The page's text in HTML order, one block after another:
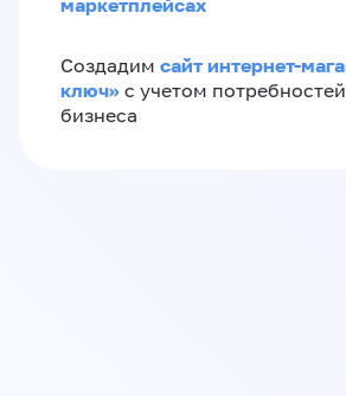
маркетплейсах
Создадим сайт интернет-
ключ» с учетом
бизнеса